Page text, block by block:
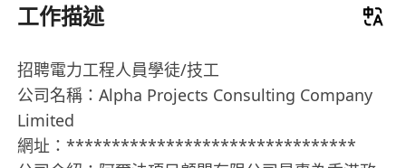
工作描述
招聘電力工程人員學徒/技工
公司名稱：Alpha Projects Consulting Company
Limited
網址：********************************